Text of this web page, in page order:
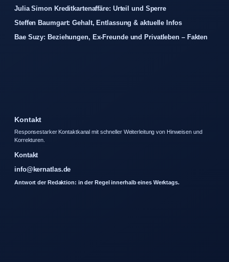
Julia Simon Kreditkartenaffäre: Urteil und Sperre
Steffen Baumgart: Gehalt, Entlassung & aktuelle Infos
Bae Suzy: Beziehungen, Ex-Freunde und Privatleben – Fakten
Kontakt
Responsestarker Kontaktkanal mit schneller Weiterleitung von Hinweisen und
Korrekturen.
Kontakt
info@kernatlas.de
Antwort der Redaktion: in der Regel innerhalb eines Werktags.